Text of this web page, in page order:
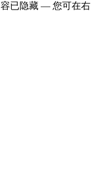
容已隐藏 — 您可在右